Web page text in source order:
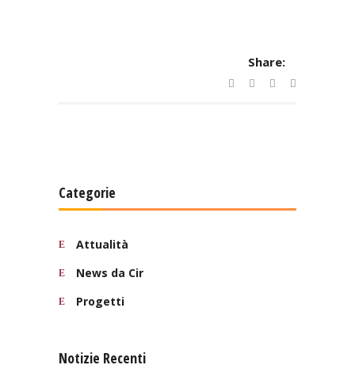
Share:
Categorie
Attualità
News da Cir
Progetti
Notizie Recenti